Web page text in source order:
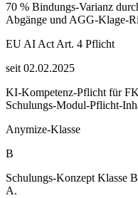
70 % Bindungs-Varianz
Abgänge und AGG-Klage-
EU AI Act Art. 4 Pflicht
seit 02.02.2025
KI-Kompetenz-Pflicht für
Schulungs-Modul-Pflicht-
Anymize-Klasse
B
Schulungs-Konzept Klasse
A.